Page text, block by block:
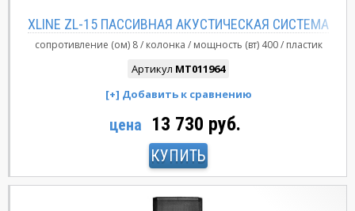
XLINE ZL-15 ПАССИВНАЯ АКУСТИЧЕСКАЯ СИСТЕМА
сопротивление (ом) 8 колонка мощность (вт) 400 пластик
Артикул MT011964
цена 13 730 руб.
КУПИТЬ